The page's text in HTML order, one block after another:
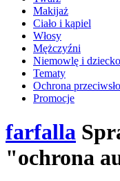
Makijaż
Ciało i kąpiel
Włosy
Mężczyźni
Niemowlę i dziecko
Tematy
Ochrona
Promocje
farfalla
"ochrona